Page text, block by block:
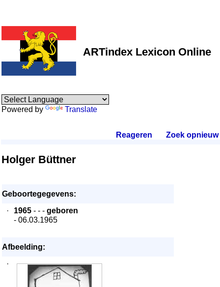
ARTindex Lexicon Online
Powered by Translate
Reageren Zoek opnieuw.
Holger Büttner
Geboortegegevens:
·
1965 - - - geboren
- 06.03.1965
Afbeelding:
·